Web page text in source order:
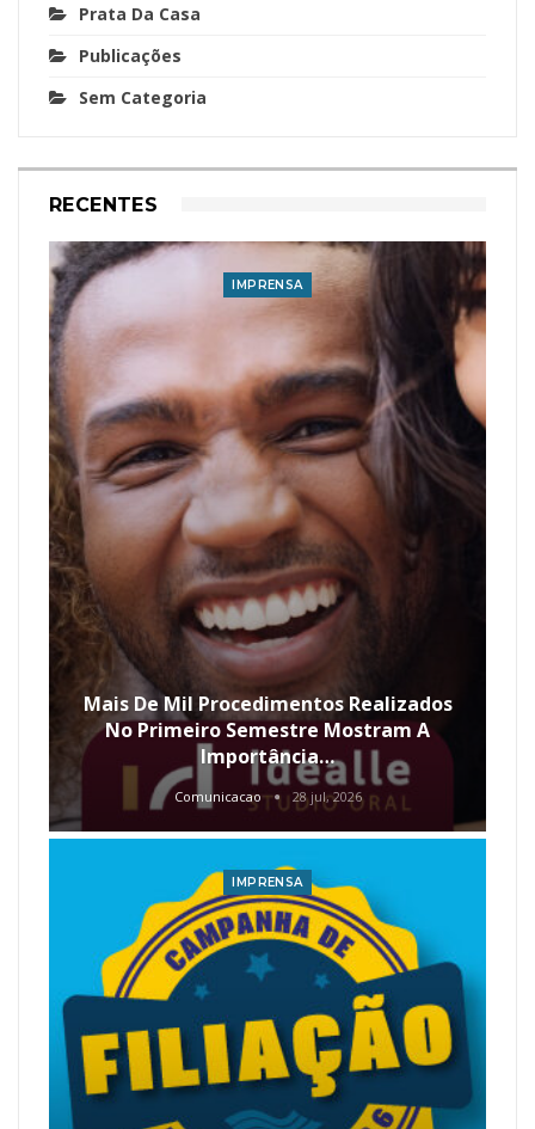
Prata Da Casa
Publicações
Sem Categoria
RECENTES
IMPRENSA
Mais De Mil Procedimentos Realizados
No Primeiro Semestre Mostram A
Importância…
Comunicacao 28 jul, 2026
IMPRENSA